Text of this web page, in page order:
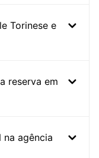
Torinese e
reserva em
na agência